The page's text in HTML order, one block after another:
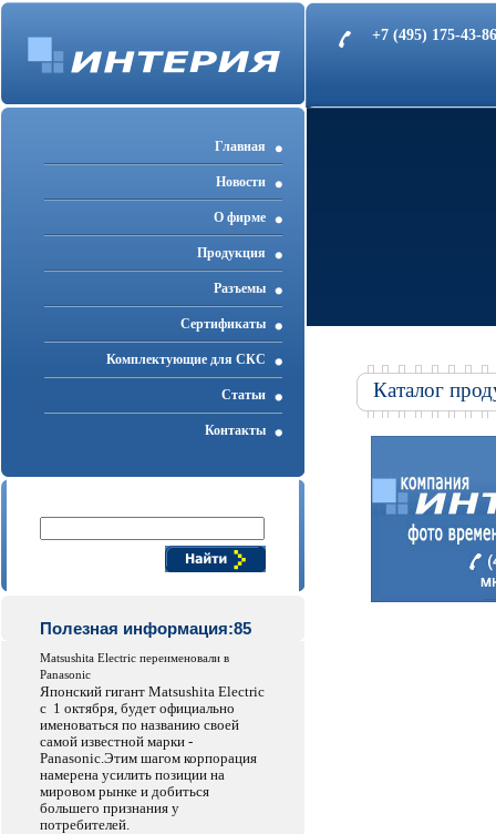
+7 (495) 175-43-
Главная
Новости
О фирме
Продукция
Разъемы
Cертификаты
Комплектующие для СКС
Статьи
Контакты
Полезная информация:85
Matsushita Electric переименовали в
Panasonic
Японский гигант Matsushita Electric
с 1 октября, будет официально
именоваться по названию своей
самой известной марки -
Panasonic.Этим шагом корпорация
намерена усилить позиции на
мировом рынке и добиться
большего признания у
потребителей.
Каталог